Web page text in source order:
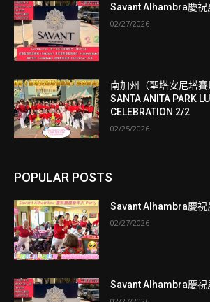
Savant Alhambra慶
02/27/2026
南加州（聖塔安尼塔
SANTA ANITA PARK
CELEBRATION 2/2
02/25/2026
POPULAR POSTS
Savant Alhambra慶
02/27/2026
Savant Alhambra慶